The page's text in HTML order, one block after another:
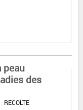
peau
des
RÉCOLTE